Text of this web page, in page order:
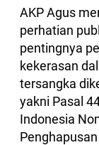
AKP Agus
perhatian
pentingnya
kekerasan
tersangka
yakni Pasal
Indonesia